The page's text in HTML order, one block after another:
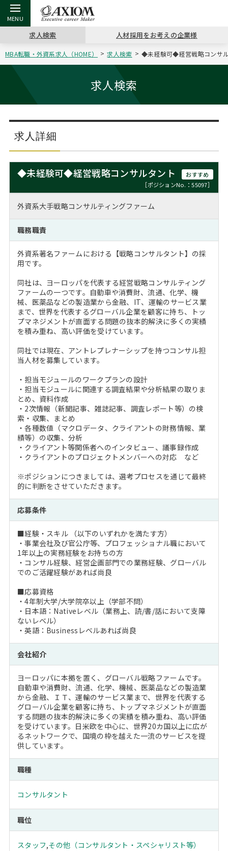
戻る
アクシアムの特長
戻る
コンサ
サービス案内
戻る
キャリ
コンサルタントの紹介
戻る
キャリア支援 TOP
キャリアデザイン講座
（最新求人市場動向）
戻る
MBAの
おわり
ステージ別アドバイス
MBAの転職事例
MBAからのFAQ
MBA留学生数の推移
戻る
日本か
年齢と年収の相関図
戻る
転職ツール TOP
英文レジュメの書き方
戻る
パワー
職務経歴書の書き方
外資系／面接攻略のコツ
戻る
転職コラム TOP
“展”職相談室
転職市場の明日をよめ
キャリアに効く一冊
注目企業インタビュー
戻る
イベント・セミナー TOP
ジョブフェア
キャリアデザインセミナー
プロ経営者の特別セミナー
Career Talk Live
MBA NETWORKING
戻る
会社概要 TOP
沿革
主なクライアント
パブリシティ
ニュースリリース
求人検索 人材採用をお考えの企業様
MBA転職・外資系求人（HOME） 求人検索 ◆未経験可◆経営戦略コンサ
求人検索
求人詳細
◆未経験可◆経営戦略コンサルタント
おすすめ
［ポジションNo.：55097］
外資系大手戦略コンサルティングファーム
職務職責
外資系著名ファームにおける【戦略コンサルタント】の採
用です。
同社は、ヨーロッパを代表する経営戦略コンサルティング
ファームの一つです。自動車や消費財、流通、化学、機
械、医薬品などの製造業から金融、IT、運輸のサービス業
まで、世界を代表するグローバル企業を顧客に持ち、トッ
プマネジメントが直面する問題の抜本的解決に多くの実績
を積み重ね、高い評価を受けています。
同社では現在、アントレプレナーシップを持つコンサル担
当人材を募集しています。
・担当モジュールのワークプランの設計
・担当モジュールに関連する調査結果や分析結果の取りま
とめ、資料作成
・2次情報（新聞記事、雑誌記事、調査レポート等）の検
索・収集、まとめ
・各種数値（マクロデータ、クライアントの財務情報、業
績等）の収集、分析
・クライアント等関係者へのインタビュー、議事録作成
・クライアントのプロジェクトメンバーへの対応 など
※ポジションにつきましては、選考プロセスを通じて最終
的に判断をさせていただきます。
応募条件
■経験・スキル （以下のいずれかを満たす方）
・事業会社及び官公庁等、プロフェッショナル職において
1年以上の実務経験をお持ちの方
・コンサル経験、経営企画部門での業務経験、グローバル
でのご活躍経験があれば尚良
■応募資格
・4年制大学/大学院卒以上（学部不問）
・日本語：Nativeレベル（業務上、読/書/話において支障
ないレベル）
・英語：Businessレベルあれば尚良
会社紹介
ヨーロッパに本拠を置く、グローバル戦略ファームです。
自動車や消費財、流通、化学、機械、医薬品などの製造業
から金融、ＩＴ、運輸のサービス業まで、世界を代表する
グローバル企業を顧客に持ち、トップマネジメントが直面
する問題の抜本的解決に多くの実績を積み重ね、高い評価
を受けています。日米欧を中心に、世界20カ国以上に広が
るネットワークで、国境の枠を越えた一流のサービスを提
供しています。
職種
コンサルタント
職位
スタッフ,その他（コンサルタント・スペシャリスト等）